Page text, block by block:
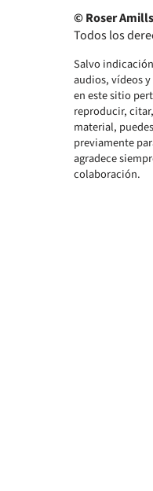
© Roser Amills
Todos los
Salvo
audios, vídeos
en este sitio
reproducir,
material,
previamente
agradece
colaboración.